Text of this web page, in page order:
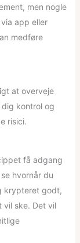
men nogle
app eller
medføre
at overveje
kontrol og
risici.
få adgang
hvornår du
krypteret godt,
vil ske. Det vil